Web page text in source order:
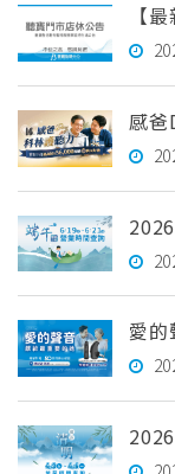
【
感爸
愛的